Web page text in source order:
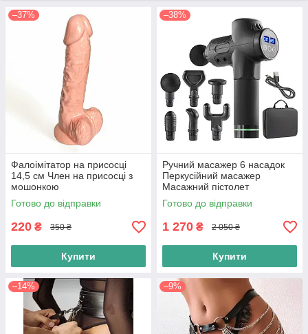
–37%
Фалоімітатор на присосці
14,5 см Член на присосці з
мошонкою
Готово до відправки
220 ₴ 350 ₴
Купити
–38%
Ручний масажер 6 насадок
Перкусійний масажер
Масажний пістолет
Готово до відправки
1 270 ₴ 2 050 ₴
Купити
–14% –9%